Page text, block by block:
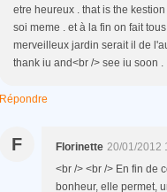
etre heureux . that is the
soi meme . et à la fin on fait
merveilleux jardin serait il de
thank iu and<br /> see iu soon .
Répondre
F Florinette 20/01/2012
<br /> <br /> En fin de
bonheur, elle permet,